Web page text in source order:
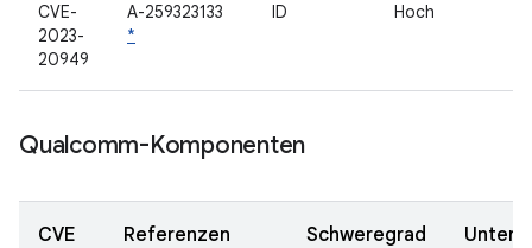
CVE-
2023-
20949
A-259323133
*
ID Hoch
Qualcomm-Komponenten
CVE Referenzen Schweregrad